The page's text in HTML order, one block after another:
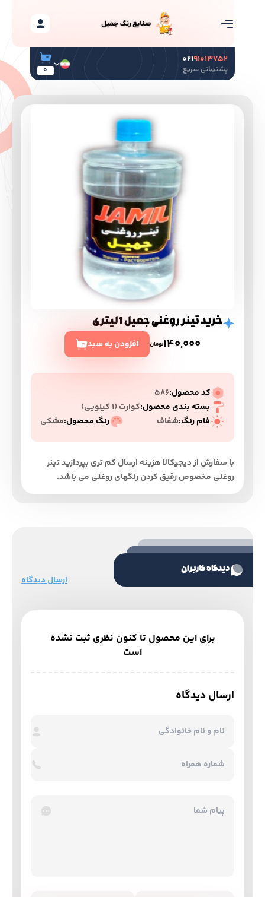
۹۱۰۱۳۷۵۲۰۲۱
پشتیبانی سریع 0
خرید تینر روغنی جمیل 1 لیتری
140,000تومان افزودن به سبد
کد محصول:586
بسته بندی محصول:کوارت (۱ کیلویی)
فام رنگ:شفاف رنگ محصول:مشکی
با سفارش از دیجیکالا هزینه ارسال کم تری بپردازید تینر
روغنی مخصوص رقیق کردن رنگهای روغنی می باشد.
دیدگاه کاربران
ارسال دیدگاه
برای این محصول تا کنون نظری ثبت نشده
است
ارسال دیدگاه